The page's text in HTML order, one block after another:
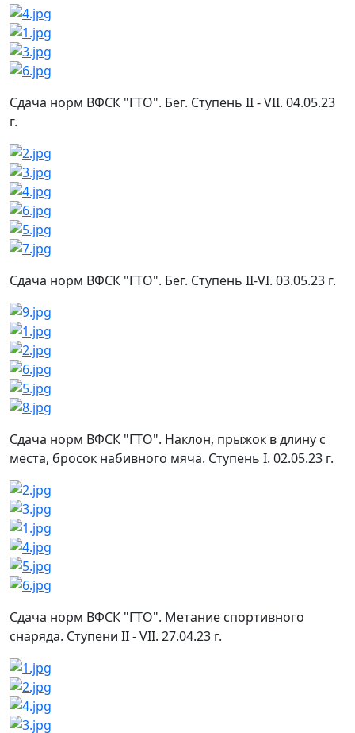
Сдача норм ВФСК "ГТО". Бег. Ступень II - VII. 04.05.23
г.
Сдача норм ВФСК "ГТО". Бег. Ступень II-VI. 03.05.23 г.
Сдача норм ВФСК "ГТО". Наклон, прыжок в длину с
места, бросок набивного мяча. Ступень I. 02.05.23 г.
Сдача норм ВФСК "ГТО". Метание спортивного
снаряда. Ступени II - VII. 27.04.23 г.